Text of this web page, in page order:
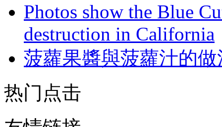
Photos show the Blue
destruction in California
菠蘿果醬與菠蘿汁的做
热门点击